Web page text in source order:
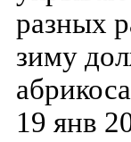
разных
зиму
19 янв